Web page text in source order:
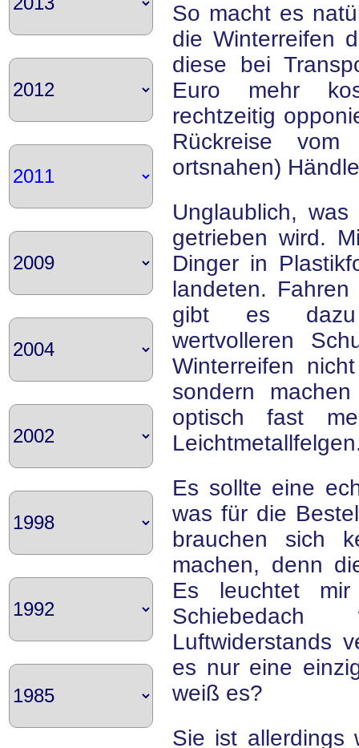
So macht es
die Winterreifen
diese bei
Euro mehr
rechtzeitig
Rückreise
ortsnahen)
Unglaublich,
getrieben wird.
Dinger in
landeten.
gibt es dazu
wertvolleren
Winterreifen
sondern
optisch fast
Es sollte eine
was für die
brauchen sich
machen, denn
Es leuchtet
Luftwiderstands
es nur eine
weiß es?
Sie ist allerdings